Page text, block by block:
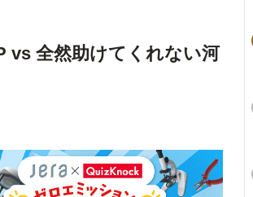
vs 全然助けてくれない河